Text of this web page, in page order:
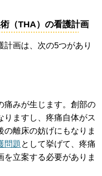
（THA）の看護計画
計画は、次の5つがあり
痛みが生じます。創部の
りますし、疼痛自体がス
の離床の妨げにもなりま
問題 として挙げて、疼痛
を立案する必要がありま